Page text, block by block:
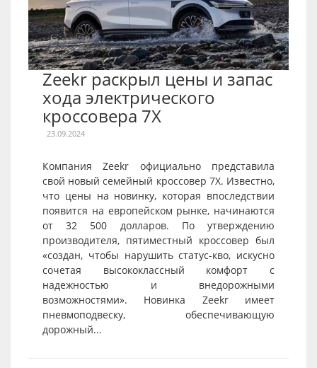
Zeekr раскрыл цены и запас
хода электрического
кроссовера 7X
23.09.2024
Компания Zeekr официально представила
свой новый семейный кроссовер 7X. Известно,
что цены на новинку, которая впоследствии
появится на европейском рынке, начинаются
от 32 500 долларов. По утверждению
производителя, пятиместный кроссовер был
«создан, чтобы нарушить статус-кво, искусно
сочетая высококлассный комфорт с
надежностью и внедорожными
возможностями». Новинка Zeekr имеет
пневмоподвеску, обеспечивающую
дорожный...